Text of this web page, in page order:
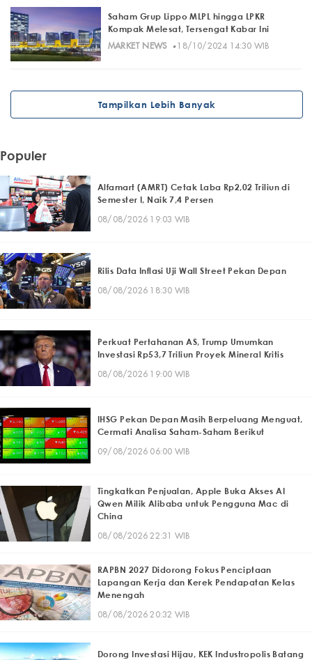
Saham Grup Lippo MLPL hingga LPKR
Kompak Melesat, Tersengat Kabar Ini
MARKET NEWS· 18/10/2024 14:30 WIB
Tampilkan Lebih Banyak
Populer
Alfamart (AMRT) Cetak Laba Rp2,02 Triliun di
Semester I, Naik 7,4 Persen
08/08/2026 19:03 WIB
Rilis Data Inflasi Uji Wall Street Pekan Depan
08/08/2026 18:30 WIB
Perkuat Pertahanan AS, Trump Umumkan
Investasi Rp53,7 Triliun Proyek Mineral Kritis
08/08/2026 19:00 WIB
IHSG Pekan Depan Masih Berpeluang Menguat,
Cermati Analisa Saham-Saham Berikut
09/08/2026 06:00 WIB
Tingkatkan Penjualan, Apple Buka Akses AI
Qwen Milik Alibaba untuk Pengguna Mac di
China
08/08/2026 22:31 WIB
RAPBN 2027 Didorong Fokus Penciptaan
Lapangan Kerja dan Kerek Pendapatan Kelas
Menengah
08/08/2026 20:32 WIB
Dorong Investasi Hijau, KEK Industropolis Batang